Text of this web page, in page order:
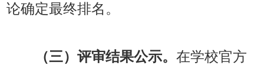
论确定最终排名。
（三）评审结果公示。 在学校官方